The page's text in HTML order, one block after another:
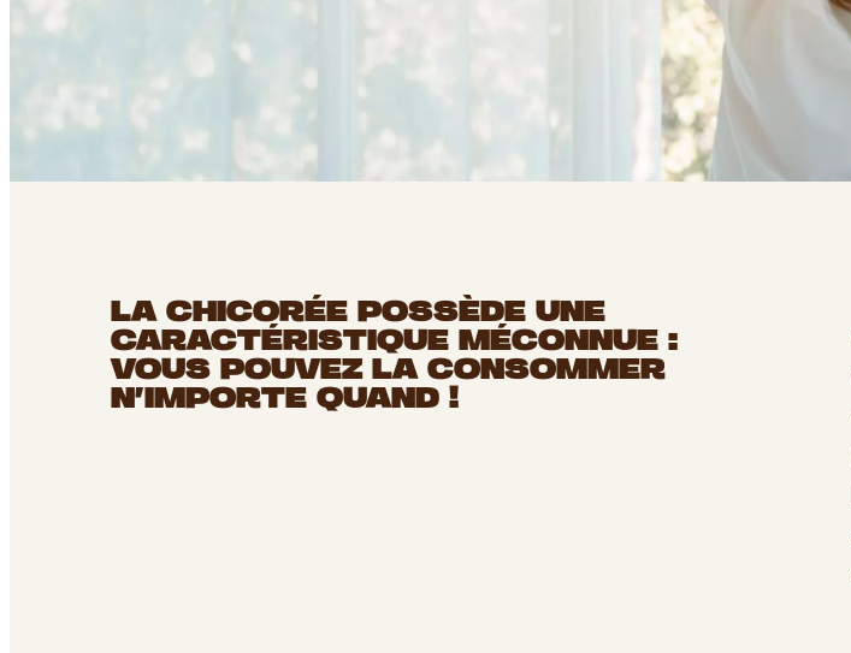
LA CHICORÉE POSSÈDE UNE
CARACTÉRISTIQUE MÉCONNUE :
VOUS POUVEZ LA CONSOMMER
N’IMPORTE QUAND !